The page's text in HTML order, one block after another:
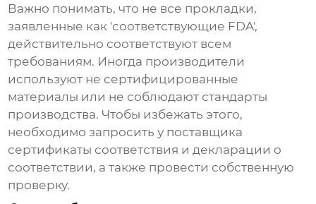
Важно понимать, что не все прокладки,
заявленные как 'соответствующие FDA',
действительно соответствуют всем
требованиям. Иногда производители
используют не сертифицированные
материалы или не соблюдают стандарты
производства. Чтобы избежать этого,
необходимо запросить у поставщика
сертификаты соответствия и декларации о
соответствии, а также провести собственную
проверку.